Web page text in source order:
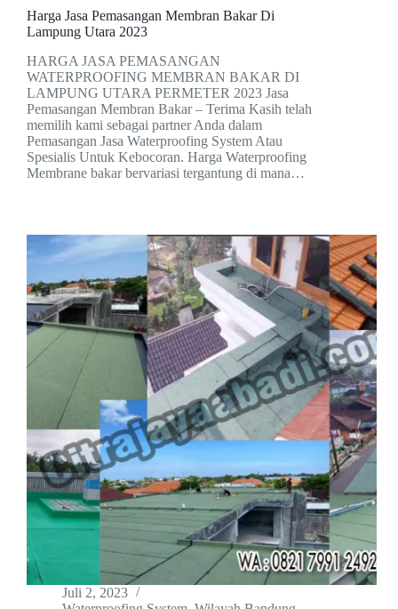
Harga Jasa Pemasangan Membran Bakar Di
Lampung Utara 2023
HARGA JASA PEMASANGAN
WATERPROOFING MEMBRAN BAKAR DI
LAMPUNG UTARA PERMETER 2023 Jasa
Pemasangan Membran Bakar – Terima Kasih telah
memilih kami sebagai partner Anda dalam
Pemasangan Jasa Waterproofing System Atau
Spesialis Untuk Kebocoran. Harga Waterproofing
Membrane bakar bervariasi tergantung di mana…
Juli 2, 2023